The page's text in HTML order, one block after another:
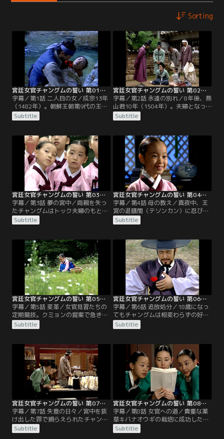
Sorting
宮廷女官チャングムの誓い 第01話／字幕
字幕／第1話 二人目の女／成宗13年
（1482年）。朝鮮王朝第9代の王、
成宗（ソンジョン）は品行の悪さを
理由に元妃ユンを毒殺。現場に立ち
命に従っただけとはいえ、罪の意識
に苛まれる。酔っ払い、山中で誤ま
って崖を転落したチョンスは洞くつ
で目を覚ます。傍らには老師が居
り、チョンスの運命に関わる3人の
女性の存在を告げる。
Subtitle
宮廷女官チャングムの誓い 第02話／字幕
字幕／第2話 永遠の別れ／8年後、燕
山君10年（1504年）。夫婦となっ
たチョンスとミョンイは白丁（ペク
チョン）の身分を称し、一人娘チャ
た。チャングムは活発で向学心も強
く、身分不相応な振る舞いを母ミョ
ンイは心配するが父チョンスは可愛
くて仕方ない。
Subtitle
宮廷女官チャングムの誓い 第03話／字幕
字幕／第3話 夢の宮中／両親を失っ
たチャングムはトック夫婦のもとに
身を寄せる。2年が経ち、チャング
ムはトックに代わり一人で酒の配達
頃、燕山君（ヨンサングン）の暴政
に堪えかねた臣下たちは、密かにク
ーデターを計画していた。
Subtitle
宮廷女官チャングムの誓い 第04話／字幕
字幕／第4話 母の教え／真夜中、王
宮の退膳間（テソンカン）に忍び込
み、王の夜食を台無しにしてしまっ
たチャングムとヨンセン。訓育尚宮
までの間、退膳間の蔵に閉じ込めら
れることに。翌日、事の次第を知っ
た訓育尚宮はヨンセンの分までチャ
ングムに罰を与え、チャングムに訓
練場の外の掃除を言い付ける。
Subtitle
宮廷女官チャングムの誓い 第05話／字幕
字幕／第5話 変革／女官見習たちの
定期競技。クミョンの提案で急きょ
課題が「松の実刺し」に変更にな
る。結果、2番の成績をとったチャ
刺しを教わっていたことが皆にばれ
て裏切り者扱いされてしまう。パ
ク・ミョンイの娘の消息が気になる
チェ尚宮（サングン）は、何かと情
報通のカン・ドック夫妻に探りを入
Subtitle
宮廷女官チャングムの誓い 第06話／字幕
字幕／第6話 追放処分／18歳になっ
てもチャングムは相変わらずの好奇
心と行動力とで、さまざまなことに
挑戦してはチェ尚宮にしかられる毎
事を摂らなくなり、水剌間（スラッ
カン）が姫の食事も担当することに
なる。クミョンはチャングムの研究
をヒントに、姫の食事を作り問題を
解決する。
Subtitle
宮廷女官チャングムの誓い 第07話／字幕
字幕／第7話 失意の日々／宮中を抜
け出した罪で捕らえられたチャング
ム。しかしチョン最高尚宮（チェゴ
サングン）とハン尚宮の必死の取り
Subtitle
宮廷女官チャングムの誓い 第08話／字幕
字幕／第8話 女官への道／貴重な薬
草キバナオウギの栽培に成功したチ
ャングムはその功績が認められ、菜
園から水剌間に戻れることに。チョ
Subtitle